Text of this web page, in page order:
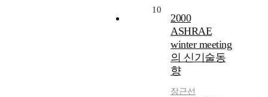
10
2000
ASHRAE
winter meeting
의 신기술동
향
장근선